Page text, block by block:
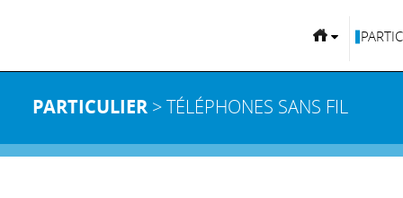
PARTICULIER > TÉLÉPHONES SANS FIL